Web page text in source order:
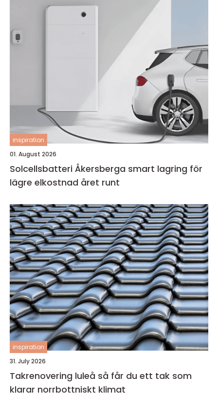
inspiration
01. August 2026
Solcellsbatteri Åkersberga smart lagring för
lägre elkostnad året runt
inspiration
31. July 2026
Takrenovering luleå så får du ett tak som
klarar norrbottniskt klimat